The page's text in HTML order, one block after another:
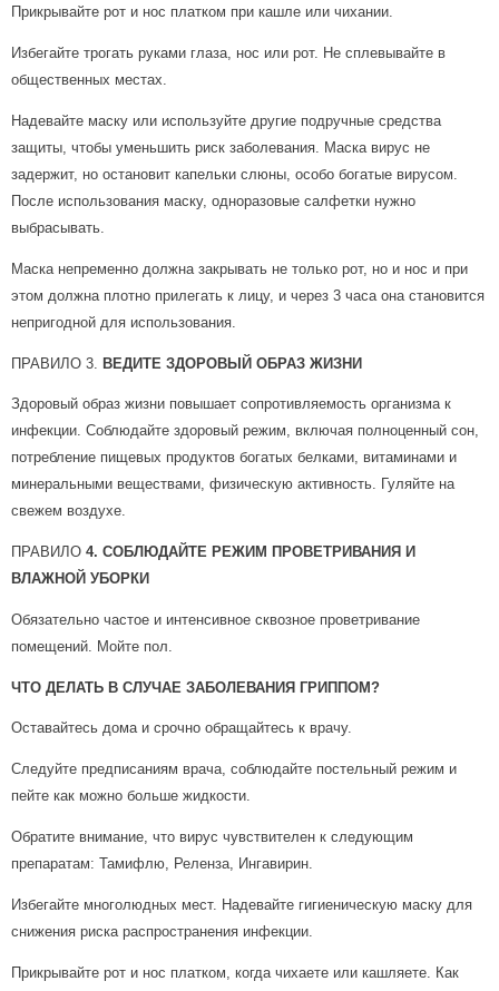
Прикрывайте рот и нос платком при кашле или чихании.
Избегайте трогать руками глаза, нос или рот. Не сплевывайте в
общественных местах.
Надевайте маску или используйте другие подручные средства
защиты, чтобы уменьшить риск заболевания. Маска вирус не
задержит, но остановит капельки слюны, особо богатые вирусом.
После использования маску, одноразовые салфетки нужно
выбрасывать.
Маска непременно должна закрывать не только рот, но и нос и при
этом должна плотно прилегать к лицу, и через 3 часа она становится
непригодной для использования.
ПРАВИЛО 3. ВЕДИТЕ ЗДОРОВЫЙ ОБРАЗ ЖИЗНИ
Здоровый образ жизни повышает сопротивляемость организма к
инфекции. Соблюдайте здоровый режим, включая полноценный сон,
потребление пищевых продуктов богатых белками, витаминами и
минеральными веществами, физическую активность. Гуляйте на
свежем воздухе.
ПРАВИЛО 4. СОБЛЮДАЙТЕ РЕЖИМ ПРОВЕТРИВАНИЯ И
ВЛАЖНОЙ УБОРКИ
Обязательно частое и интенсивное сквозное проветривание
помещений. Мойте пол.
ЧТО ДЕЛАТЬ В СЛУЧАЕ ЗАБОЛЕВАНИЯ ГРИППОМ?
Оставайтесь дома и срочно обращайтесь к врачу.
Следуйте предписаниям врача, соблюдайте постельный режим и
пейте как можно больше жидкости.
Обратите внимание, что вирус чувствителен к следующим
препаратам: Тамифлю, Реленза, Ингавирин.
Избегайте многолюдных мест. Надевайте гигиеническую маску для
снижения риска распространения инфекции.
Прикрывайте рот и нос платком, когда чихаете или кашляете. Как